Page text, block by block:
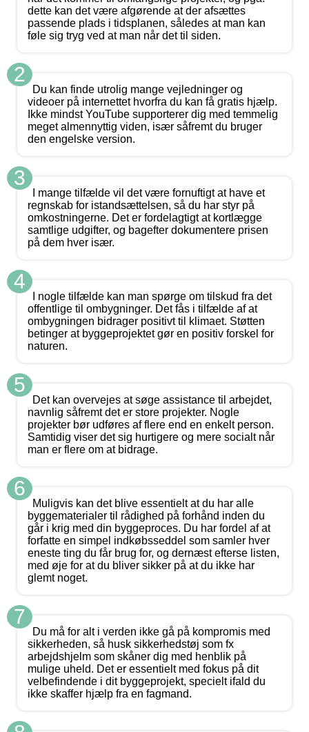
dette kan det være afgørende at der afsættes
passende plads i tidsplanen, således at man kan
føle sig tryg ved at man når det til siden.
2
Du kan finde utrolig mange vejledninger og
videoer på internettet hvorfra du kan få gratis hjælp.
Ikke mindst YouTube supporterer dig med temmelig
meget almennyttig viden, især såfremt du bruger
den engelske version.
3
I mange tilfælde vil det være fornuftigt at have et
regnskab for istandsættelsen, så du har styr på
omkostningerne. Det er fordelagtigt at kortlægge
samtlige udgifter, og bagefter dokumentere prisen
på dem hver især.
4
I nogle tilfælde kan man spørge om tilskud fra det
offentlige til ombygninger. Det fås i tilfælde af at
ombygningen bidrager positivt til klimaet. Støtten
betinger at byggeprojektet gør en positiv forskel for
naturen.
5
Det kan overvejes at søge assistance til arbejdet,
navnlig såfremt det er store projekter. Nogle
projekter bør udføres af flere end en enkelt person.
Samtidig viser det sig hurtigere og mere socialt når
man er flere om at bidrage.
6
Muligvis kan det blive essentielt at du har alle
byggematerialer til rådighed på forhånd inden du
går i krig med din byggeproces. Du har fordel af at
forfatte en simpel indkøbsseddel som samler hver
eneste ting du får brug for, og dernæst efterse listen,
med øje for at du bliver sikker på at du ikke har
glemt noget.
7
Du må for alt i verden ikke gå på kompromis med
sikkerheden, så husk sikkerhedstøj som fx
arbejdshjelm som skåner dig med henblik på
mulige uheld. Det er essentielt med fokus på dit
velbefindende i dit byggeprojekt, specielt ifald du
ikke skaffer hjælp fra en fagmand.